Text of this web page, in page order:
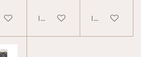
In winkelwagenIn